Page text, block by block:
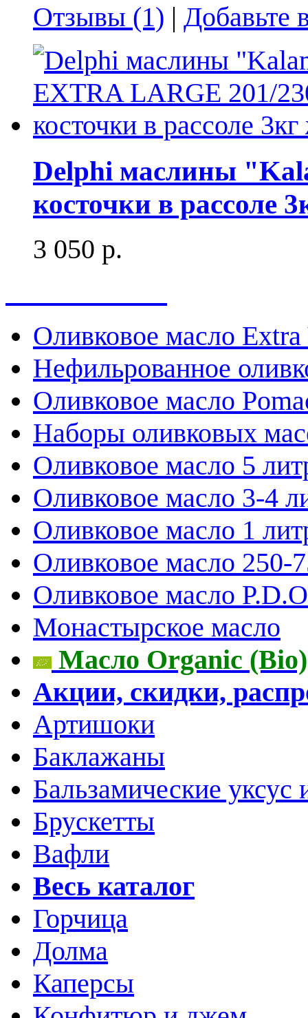
Отзывы (1) | Добавьте
Delphi маслины
косточки в рассоле
3 050 р.
Оливковое масло
Нефильрованное
Оливковое масло
Наборы оливковых
Оливковое масло 5
Оливковое масло 3-4
Оливковое масло 1
Оливковое масло 250-
Оливковое масло
Монастырское масло
Масло Organic (Bio)
Акции, скидки,
Артишоки
Баклажаны
Бальзамические уксус
Брускетты
Вафли
Весь каталог
Горчица
Долма
Каперсы